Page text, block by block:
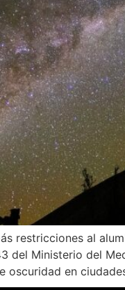
restricciones al
del Ministerio del
oscuridad en